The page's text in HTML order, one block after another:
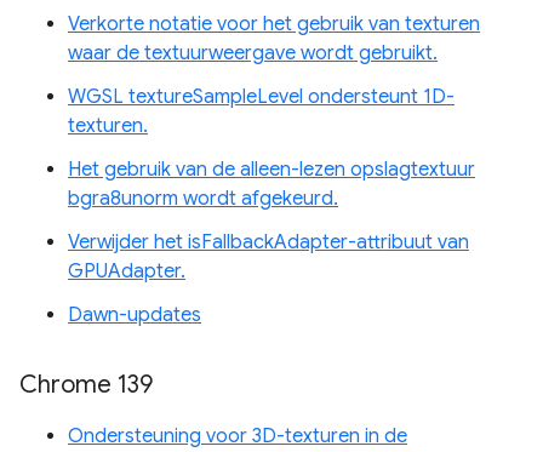
Verkorte notatie voor het gebruik van texturen
waar de textuurweergave wordt gebruikt.
WGSL textureSampleLevel ondersteunt 1D-
texturen.
Het gebruik van de alleen-lezen opslagtextuur
bgra8unorm wordt afgekeurd.
Verwijder het isFallbackAdapter-attribuut van
GPUAdapter.
Dawn-updates
Chrome 139
Ondersteuning voor 3D-texturen in de